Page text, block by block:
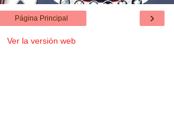
›
Página Principal
Ver la versión web